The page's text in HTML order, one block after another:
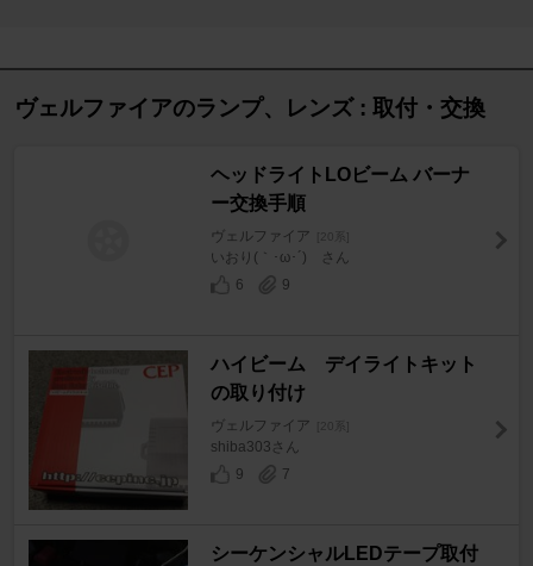
ヴェルファイアのランプ、レンズ : 取付・交換
ヘッドライトLOビーム バーナ
ー交換手順
ヴェルファイア [20系]
いおり(｀･ω･´)ゞさん
6
9
ハイビーム デイライトキット
の取り付け
ヴェルファイア [20系]
shiba303さん
9
7
シーケンシャルLEDテープ取付